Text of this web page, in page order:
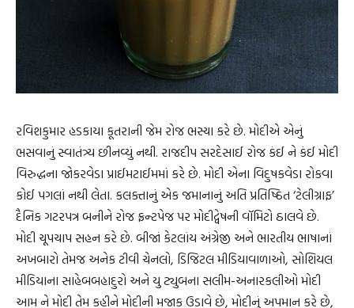
રવિશકુમાર હડકાયા કૂતરાની જેમ રોજ ભસ્યા કરે છે. મોદીએ એનું
ભસવાનું સ્વાતંત્ર્ય છીનવ્યું નથી. રાજદીપ સરદેસાઈ રોજ કંઈ ને કંઈ મોદી
વિરુદ્ધના જોકરવેડા પ્રાઈમટાઈમમાં કરે છે. મોદી એના વિદુષકવેડા રોકવા
કોઈ પગલાં નથી લેતા. કલકત્તાનું એક જમાનાનું અતિ પ્રતિષ્ઠિત ‘ટેલીગ્રાફ’
દૈનિક ગટરપત્ર બનીને રોજ ફ્રન્ટપેજ પર મોદીદ્વેષની વૉમિટો ઠાલવે છે.
મોદી ચૂપચાપ સહન કરે છે. બીજાં કેટલાંય અંગ્રેજી અને ભારતીય ભાષાનાં
અખબારો તેમજ અનેક ટીવી ચેનલો, ડિજિટલ મીડિયાવાળાઓ, સોશિયલ
મીડિયાના સાહેબબહાદુરો અને યુ ટ્યુબના સલીમ-અનારકલીઓ મોદી
આમ ને મોદી તેમ કહીને મોદીની મજાક ઉડાવે છે, મોદીનું અપમાન કરે છે,